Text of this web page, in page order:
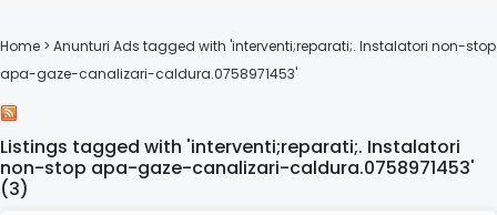
Home > Anunturi Ads tagged with 'interventi;reparati;. Instalatori non-stop
apa-gaze-canalizari-caldura.0758971453'
Listings tagged with 'interventi;reparati;. Instalatori
non-stop apa-gaze-canalizari-caldura.0758971453'
(3)